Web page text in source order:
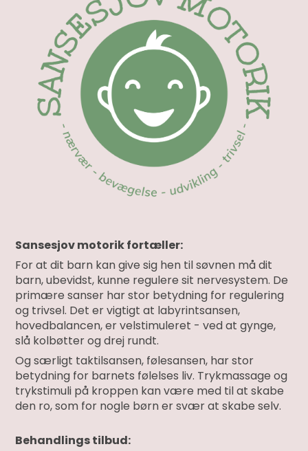
Sansesjov motorik fortæller:
For at dit barn kan give sig hen til søvnen må dit
barn, ubevidst, kunne regulere sit nervesystem. De
primære sanser har stor betydning for regulering
og trivsel. Det er vigtigt at labyrintsansen,
hovedbalancen, er velstimuleret - ved at gynge,
slå kolbøtter og drej rundt.
Og særligt taktilsansen, følesansen, har stor
betydning for barnets følelses liv. Trykmassage og
trykstimuli på kroppen kan være med til at skabe
den ro, som for nogle børn er svær at skabe selv.
Behandlings tilbud: